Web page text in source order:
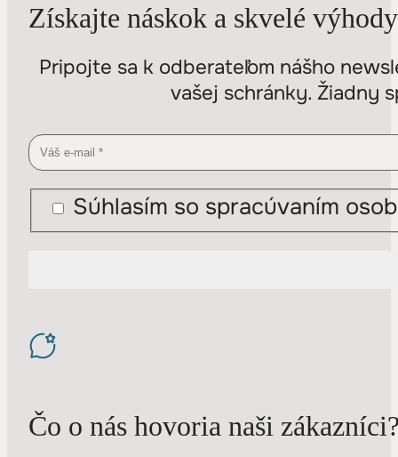
Získajte náskok a skvelé
Pripojte sa k odberateľom nášho
vašej schránky. Žiadny
Súhlasím so spracúvaním
Čo o nás hovoria naši